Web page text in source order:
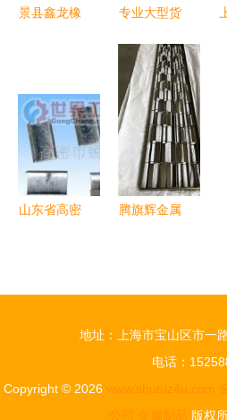
景县鑫龙橡
房用品的创
新与品质之
选
专业大型货
泽金属制
品，品质之
选
山东省高密
腾旗辉金属
标杆
地址：上海市宝山区市一
电话：
Copyright © 2026 www.shutuz4u.com
公司
金属制品 版权